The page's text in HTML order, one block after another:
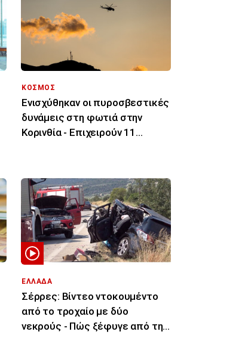
ΚΟΣΜΟΣ
Ενισχύθηκαν οι πυροσβεστικές
δυνάμεις στη φωτιά στην
Κορινθία - Επιχειρούν 11
ΕΛΛΑΔΑ
Σέρρες: Βίντεο ντοκουμέντο
από το τροχαίο με δύο
νεκρούς - Πώς ξέφυγε από την